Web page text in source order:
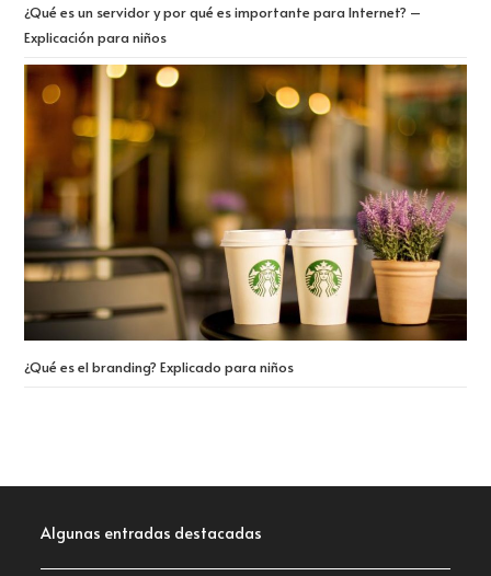
¿Qué es un servidor y por qué es importante para Internet? –
Explicación para niños
¿Qué es el branding? Explicado para niños
Algunas entradas destacadas